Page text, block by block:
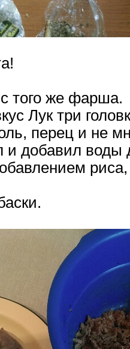
того же фарша.
Лук три
перец и не
добавил воды